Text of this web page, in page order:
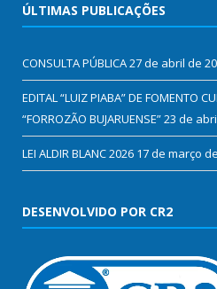
ÚLTIMAS PUBLICAÇÕES
CONSULTA PÚBLICA27 de abril de
EDITAL “LUIZ PIABA” DE FOMENTO
“FORROZÃO BUJARUENSE”23 de
LEI ALDIR BLANC 2026 17 de março
DESENVOLVIDO POR CR2